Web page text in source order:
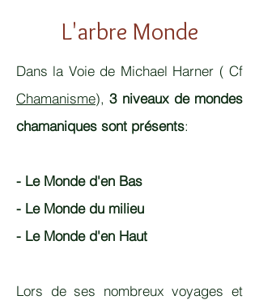
L'arbre Monde
Dans la Voie de Michael Harner ( Cf
Chamanisme),3 niveaux de mondes
chamaniques sont présents:
- Le Monde d'en Bas
- Le Monde du milieu
- Le Monde d'en Haut
Lors de ses nombreux voyages et